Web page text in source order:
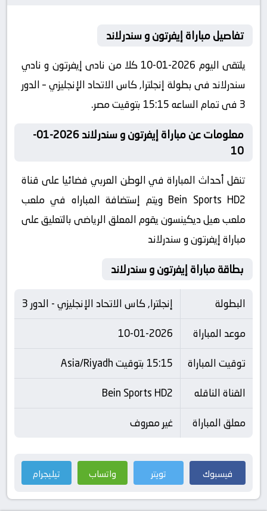
تفاصيل مباراة إيفرتون و سندرلاند
يلتقى اليوم 2026-01-10 كلا من نادى إيفرتون و نادي
سندرلاند فى بطولة إنجلترا, كاس الاتحاد الإنجليزي – الدور
3 فى تمام الساعه 15:15 بتوقيت مصر.
معلومات عن مباراة إيفرتون و سندرلاند 2026-01-
10
تنقل أحداث المباراة في الوطن العربي فضائيا على قناة
Bein Sports HD2 ويتم إستضافة المباراه في ملعب
ملعب هيل ديكينسون يقوم المعلق الرياضى بالتعليق على
مباراة إيفرتون و سندرلاند
بطاقة مباراة إيفرتون و سندرلاند
البطولة
إنجلترا, كاس الاتحاد الإنجليزي - الدور 3
موعد المباراة
10-01-2026
توقيت المباراة
15:15 بتوقيت Asia/Riyadh
القناة الناقله
Bein Sports HD2
معلق المباراة
غير معروف
فيسبوك تويتر واتساب تيليجرام